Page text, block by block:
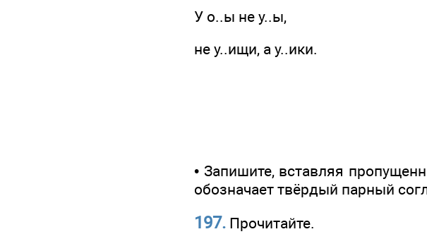
У о..ы не у..ы,
не у..ищи, а у..ики.
• Запишите, вставляя
обозначает твёрдый парный
197. Прочитайте.